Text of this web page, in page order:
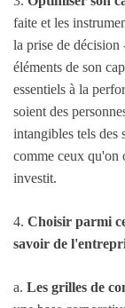
faite et les
la prise de
éléments de son
essentiels à la
soient des
intangibles tels des
comme ceux qu'on
investit.
4. Choisir parmi
savoir de
a. Les grilles de